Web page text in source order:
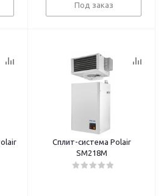
Под заказ
Сплит-система Polair
SM218M